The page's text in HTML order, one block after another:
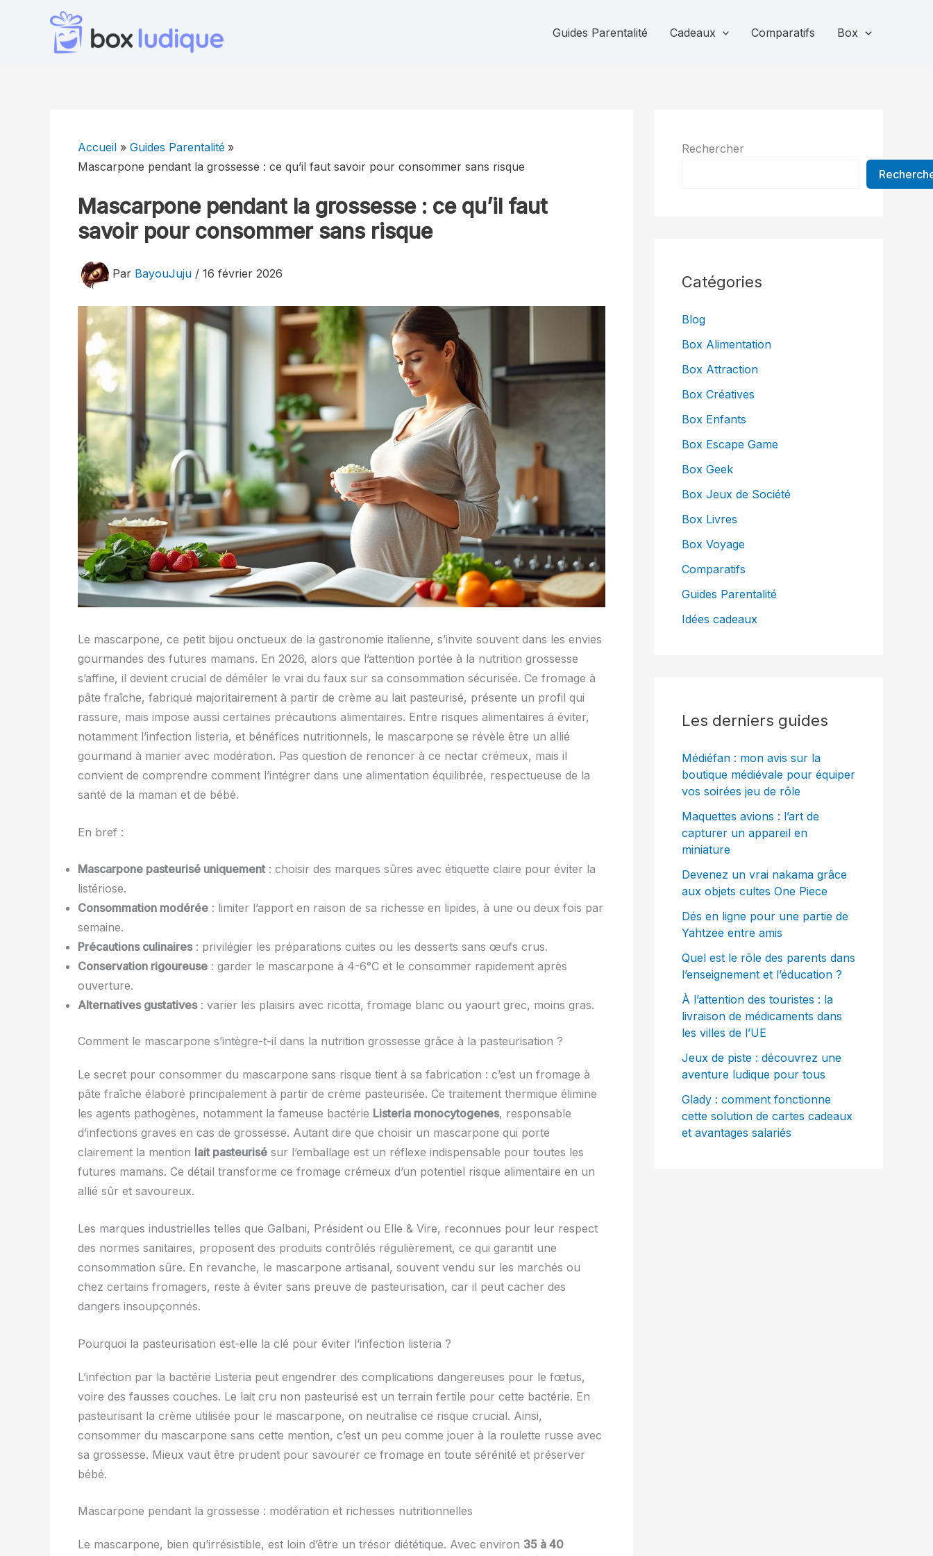
Guides Parentalité Cadeaux Comparatifs Box
Accueil
Guides Parentalité
Mascarpone pendant la grossesse : ce qu’il faut savoir pour consommer sans risque
Mascarpone pendant la grossesse : ce qu’il faut
savoir pour consommer sans risque
Par BayouJuju / 16 février 2026
Le mascarpone, ce petit bijou onctueux de la gastronomie italienne, s’invite souvent dans les envies
gourmandes des futures mamans. En 2026, alors que l’attention portée à la nutrition grossesse
s’affine, il devient crucial de démêler le vrai du faux sur sa consommation sécurisée. Ce fromage à
pâte fraîche, fabriqué majoritairement à partir de crème au lait pasteurisé, présente un profil qui
rassure, mais impose aussi certaines précautions alimentaires. Entre risques alimentaires à éviter,
notamment l’infection listeria, et bénéfices nutritionnels, le mascarpone se révèle être un allié
gourmand à manier avec modération. Pas question de renoncer à ce nectar crémeux, mais il
convient de comprendre comment l’intégrer dans une alimentation équilibrée, respectueuse de la
santé de la maman et de bébé.
En bref :
Mascarpone pasteurisé uniquement: choisir des marques sûres avec étiquette claire pour éviter la
listériose.
Consommation modérée : limiter l’apport en raison de sa richesse en lipides, à une ou deux fois par
semaine.
Précautions culinaires: privilégier les préparations cuites ou les desserts sans œufs crus.
Conservation rigoureuse : garder le mascarpone à 4-6°C et le consommer rapidement après
ouverture.
Alternatives gustatives: varier les plaisirs avec ricotta, fromage blanc ou yaourt grec, moins gras.
Comment le mascarpone s’intègre-t-il dans la nutrition grossesse grâce à la pasteurisation ?
Le secret pour consommer du mascarpone sans risque tient à sa fabrication : c’est un fromage à
pâte fraîche élaboré principalement à partir de crème pasteurisée. Ce traitement thermique élimine
les agents pathogènes, notamment la fameuse bactérie Listeria monocytogenes, responsable
d’infections graves en cas de grossesse. Autant dire que choisir un mascarpone qui porte
clairement la mention lait pasteurisé sur l’emballage est un réflexe indispensable pour toutes les
futures mamans. Ce détail transforme ce fromage crémeux d’un potentiel risque alimentaire en un
allié sûr et savoureux.
Les marques industrielles telles que Galbani, Président ou Elle & Vire, reconnues pour leur respect
des normes sanitaires, proposent des produits contrôlés régulièrement, ce qui garantit une
consommation sûre. En revanche, le mascarpone artisanal, souvent vendu sur les marchés ou
chez certains fromagers, reste à éviter sans preuve de pasteurisation, car il peut cacher des
dangers insoupçonnés.
Pourquoi la pasteurisation est-elle la clé pour éviter l’infection listeria ?
L’infection par la bactérie Listeria peut engendrer des complications dangereuses pour le fœtus,
voire des fausses couches. Le lait cru non pasteurisé est un terrain fertile pour cette bactérie. En
pasteurisant la crème utilisée pour le mascarpone, on neutralise ce risque crucial. Ainsi,
consommer du mascarpone sans cette mention, c’est un peu comme jouer à la roulette russe avec
sa grossesse. Mieux vaut être prudent pour savourer ce fromage en toute sérénité et préserver
bébé.
Mascarpone pendant la grossesse : modération et richesses nutritionnelles
Le mascarpone, bien qu’irrésistible, est loin d’être un trésor diététique. Avec environ 35 à 40
Rechercher
Catégories
Blog
Box Alimentation
Box Attraction
Box Créatives
Box Enfants
Box Escape Game
Box Geek
Box Jeux de Société
Box Livres
Box Voyage
Comparatifs
Guides Parentalité
Idées cadeaux
Les derniers guides
Médiéfan : mon avis sur la
boutique médiévale pour équiper
vos soirées jeu de rôle
Maquettes avions : l’art de
capturer un appareil en
miniature
Devenez un vrai nakama grâce
aux objets cultes One Piece
Dés en ligne pour une partie de
Yahtzee entre amis
Quel est le rôle des parents dans
l’enseignement et l’éducation ?
À l’attention des touristes : la
livraison de médicaments dans
les villes de l’UE
Jeux de piste : découvrez une
aventure ludique pour tous
Glady : comment fonctionne
cette solution de cartes cadeaux
et avantages salariés